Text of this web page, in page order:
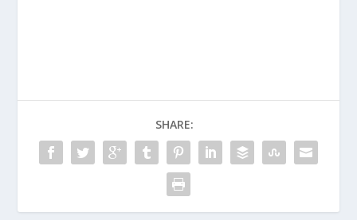
SHARE: